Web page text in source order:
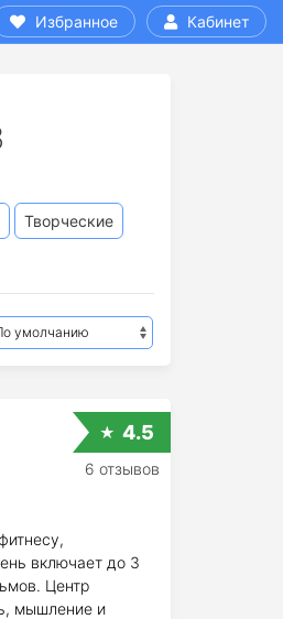
Избранное Кабинет
Творческие
включает до 3
Центр
мышление и
4.5
6 отзывов